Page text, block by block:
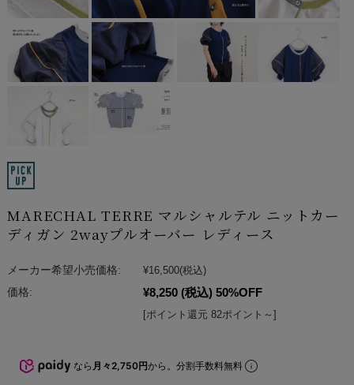
MARECHAL TERRE マルシャルテル ニットカー
ディガン 2wayプルオーバー レディース
メーカー希望小売価格: ¥16,500(税込)
価格:
¥8,250 (税込) 50%OFF
[ポイント還元 82ポイント～]
なら 月々2,750円から。分割手数料無料